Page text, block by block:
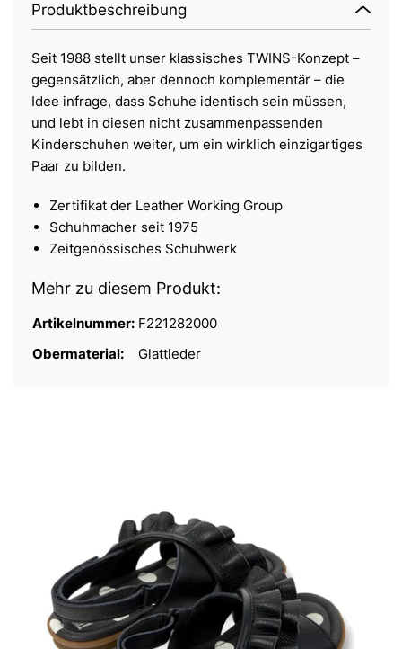
Produktbeschreibung
Seit 1988 stellt unser klassisches TWINS-Konzept –
gegensätzlich, aber dennoch komplementär – die
Idee infrage, dass Schuhe identisch sein müssen,
und lebt in diesen nicht zusammenpassenden
Kinderschuhen weiter, um ein wirklich einzigartiges
Paar zu bilden.
Zertifikat der Leather Working Group
Schuhmacher seit 1975
Zeitgenössisches Schuhwerk
Mehr zu diesem Produkt:
Artikelnummer: F221282000
Obermaterial:
Glattleder